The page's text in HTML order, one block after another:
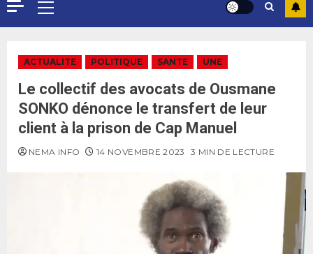
ACTUALITE POLITIQUE SANTE UNE
Le collectif des avocats de Ousmane
SONKO dénonce le transfert de leur
client à la prison de Cap Manuel
NEMA INFO 14 NOVEMBRE 2023 3 MIN DE LECTURE